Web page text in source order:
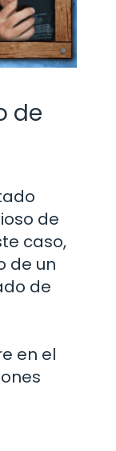
de
de
caso,
de un
de
en el